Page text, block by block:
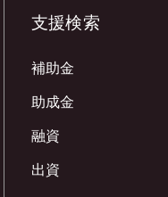
支援検索
補助金
助成金
融資
出資